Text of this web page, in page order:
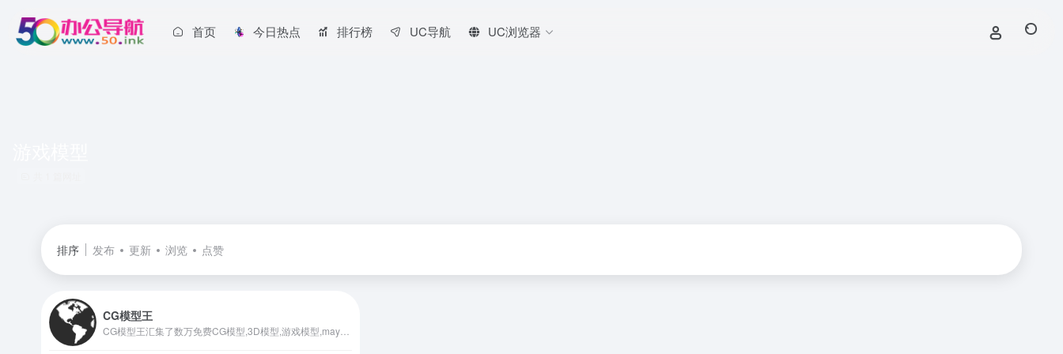
首页 今日热点 排行榜 UC导航 UC浏览器
排序 发布 更新 浏览 点赞
CG模型王